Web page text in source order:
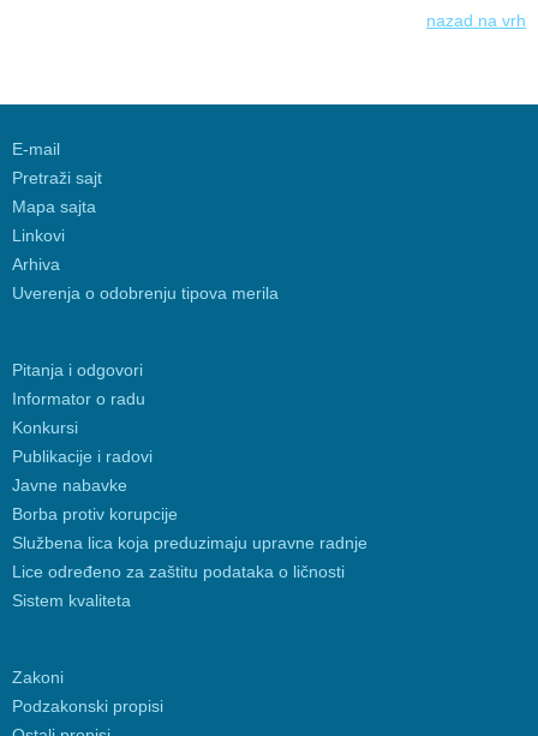
nazad na vrh
E-mail
Pretraži sajt
Mapa sajta
Linkovi
Arhiva
Uverenja o odobrenju tipova merila
Pitanja i odgovori
Informator o radu
Konkursi
Publikacije i radovi
Javne nabavke
Borba protiv korupcije
Službena lica koja preduzimaju upravne radnje
Lice određeno za zaštitu podataka o ličnosti
Sistem kvaliteta
Zakoni
Podzakonski propisi